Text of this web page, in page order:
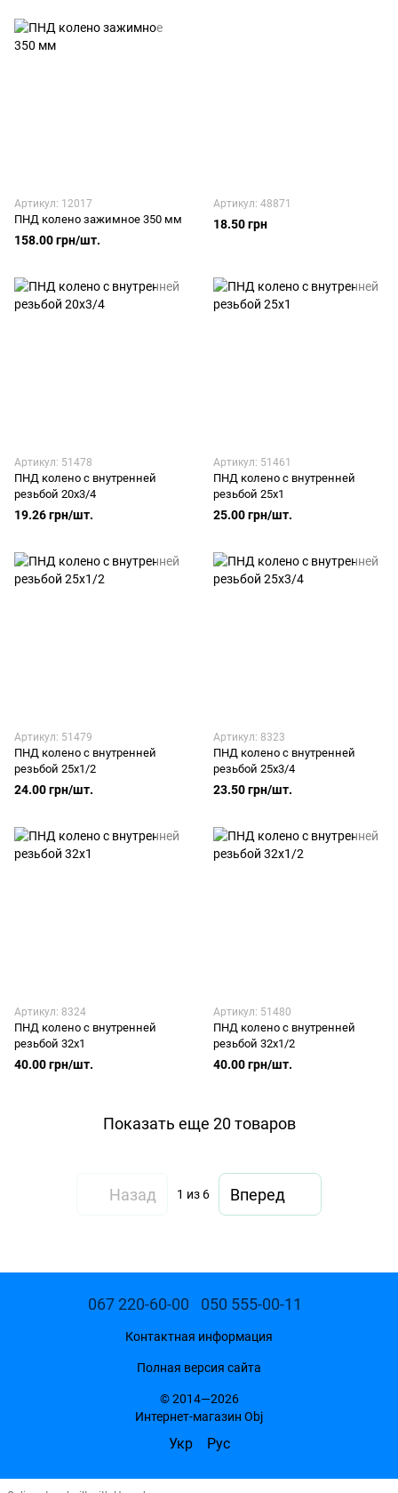
Артикул: 12017
ПНД колено зажимное 350 мм
158.00 грн/шт.
Артикул: 48871
18.50 грн
Артикул: 51478
ПНД колено с внутренней
резьбой 20х3/4
19.26 грн/шт.
Артикул: 51461
ПНД колено с внутренней
резьбой 25х1
25.00 грн/шт.
Артикул: 51479
ПНД колено с внутренней
резьбой 25х1/2
24.00 грн/шт.
Артикул: 8323
ПНД колено с внутренней
резьбой 25х3/4
23.50 грн/шт.
Артикул: 8324
ПНД колено с внутренней
резьбой 32х1
40.00 грн/шт.
Артикул: 51480
ПНД колено с внутренней
резьбой 32х1/2
40.00 грн/шт.
Показать еще 20 товаров
Назад 1 из 6 Вперед
067 220-60-00 050 555-00-11
Контактная информация
Полная версия сайта
© 2014—2026
Интернет-магазин Obj
Укр Рус